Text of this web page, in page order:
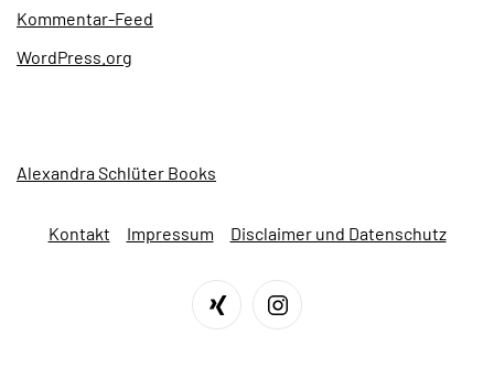
Kommentar-Feed
WordPress.org
Alexandra Schlüter Books
Kontakt Impressum Disclaimer und Datenschutz